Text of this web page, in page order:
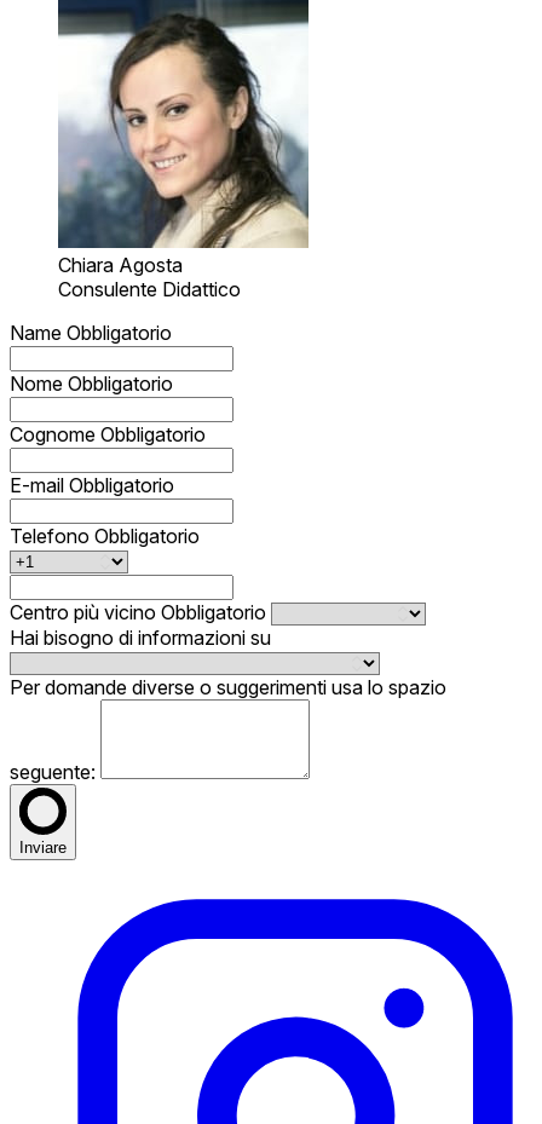
Chiara Agosta
Consulente Didattico
Name Obbligatorio
Nome Obbligatorio
Cognome Obbligatorio
E-mail Obbligatorio
Telefono Obbligatorio
Centro più vicino Obbligatorio
Hai bisogno di informazioni su
Per domande diverse o suggerimenti usa lo spazio
seguente:
Inviare